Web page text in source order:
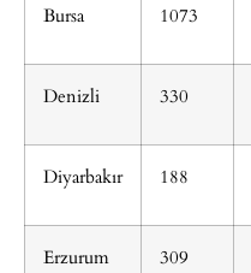
Bursa 1073
Denizli 330
Diyarbakır 188
Erzurum 309